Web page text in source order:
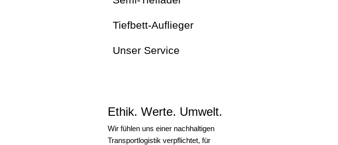
Tiefbett-Auflieger
Unser Service
Ethik. Werte. Umwelt.
Wir fühlen uns einer nachhaltigen
Transportlogistik verpflichtet, für